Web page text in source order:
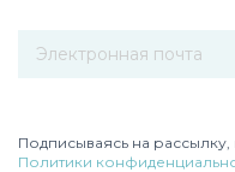
Подписываясь на
Политики